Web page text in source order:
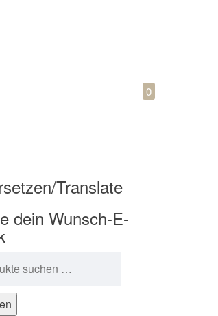
0
Translate
dein Wunsch-E-